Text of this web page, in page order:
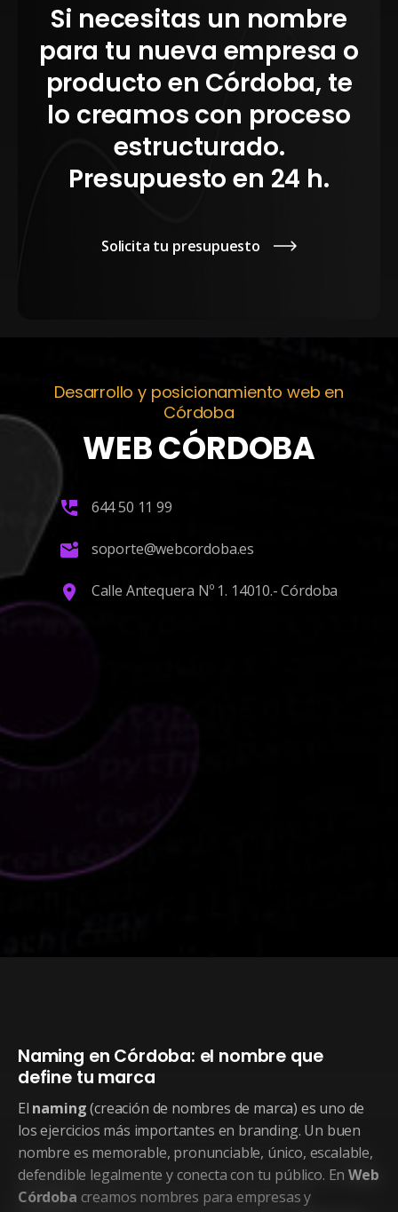
Si necesitas un nombre
para tu nueva empresa o
producto en Córdoba, te
lo creamos con proceso
estructurado.
Presupuesto en 24 h.
Solicita tu presupuesto
Desarrollo y posicionamiento web en
Córdoba
WEB CÓRDOBA
644 50 11 99
soporte@webcordoba.es
Calle Antequera Nº 1. 14010.- Córdoba
Naming en Córdoba: el nombre que
define tu marca
El naming(creación de nombres de marca) es uno de
los ejercicios más importantes en branding. Un buen
nombre es memorable, pronunciable, único, escalable,
defendible legalmente y conecta con tu público. EnWeb
Córdoba creamos nombres para empresas y